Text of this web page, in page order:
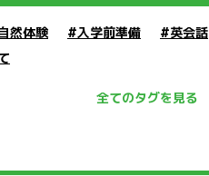
然体験 #入学前準備
#英会話
全てのタグを見る